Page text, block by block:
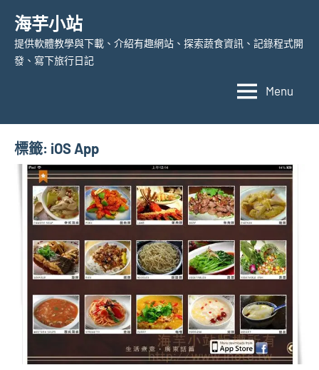
content
海芋小站
提供軟體教學與下載、介紹有趣網站、探索蔬食資訊、記錄程式開
發、寫下旅行日記
Menu
標籤: iOS App